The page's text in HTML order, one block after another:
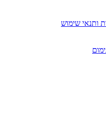
ותנאי שימוש